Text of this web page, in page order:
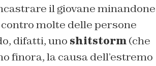
il giovane minandone
molte delle persone
difatti, uno shitstorm(che
finora, la causa dell’estremo